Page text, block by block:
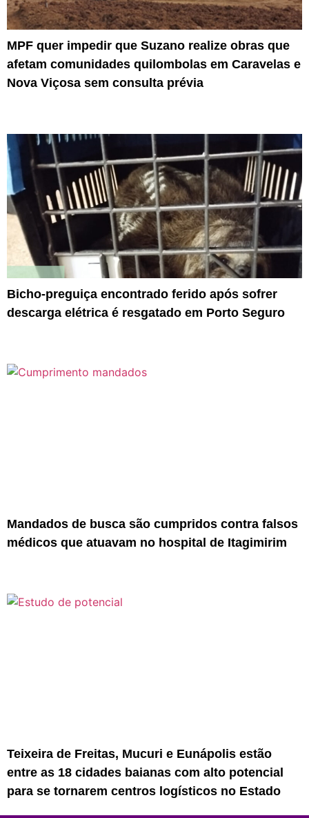
MPF quer impedir que Suzano realize obras que
afetam comunidades quilombolas em Caravelas e
Nova Viçosa sem consulta prévia
Bicho-preguiça encontrado ferido após sofrer
descarga elétrica é resgatado em Porto Seguro
Mandados de busca são cumpridos contra falsos
médicos que atuavam no hospital de Itagimirim
Teixeira de Freitas, Mucuri e Eunápolis estão
entre as 18 cidades baianas com alto potencial
para se tornarem centros logísticos no Estado